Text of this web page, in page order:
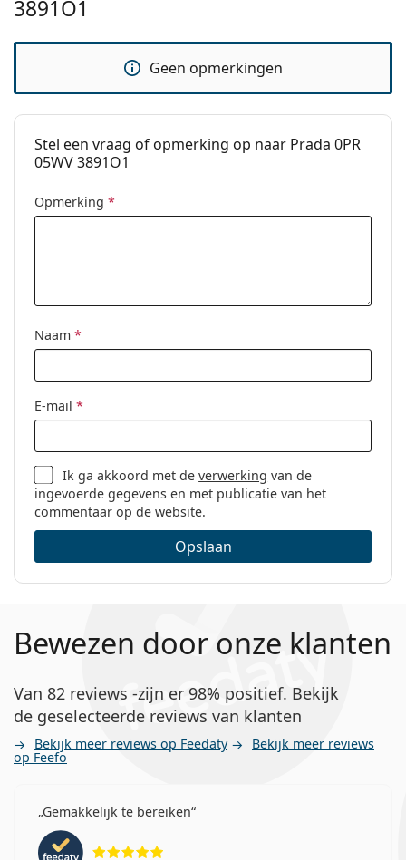
3891O1
Geen opmerkingen
Stel een vraag of opmerking op naar Prada 0PR
05WV 3891O1
Opmerking *
Naam *
E-mail *
Ik ga akkoord met deverwerking van de
ingevoerde gegevens en met publicatie van het
commentaar op de website.
Opslaan
Bewezen door onze klanten
Van 82 reviews -zijn er 98% positief. Bekijk
de geselecteerde reviews van klanten
Bekijk meer reviews op Feedaty Bekijk meer reviews
op Feefo
Gemakkelijk te bereiken